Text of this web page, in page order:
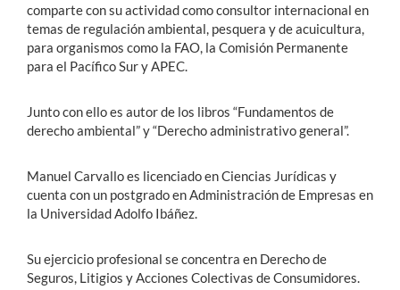
comparte con su actividad como consultor internacional en
temas de regulación ambiental, pesquera y de acuicultura,
para organismos como la FAO, la Comisión Permanente
para el Pacífico Sur y APEC.
Junto con ello es autor de los libros “Fundamentos de
derecho ambiental” y “Derecho administrativo general”.
Manuel Carvallo es licenciado en Ciencias Jurídicas y
cuenta con un postgrado en Administración de Empresas en
la Universidad Adolfo Ibáñez.
Su ejercicio profesional se concentra en Derecho de
Seguros, Litigios y Acciones Colectivas de Consumidores.